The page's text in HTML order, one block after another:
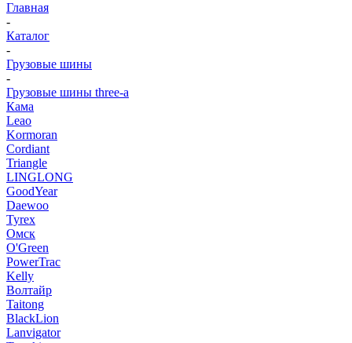
Главная
-
Каталог
-
Грузовые шины
-
Грузовые шины three-a
Кама
Leao
Kormoran
Cordiant
Triangle
LINGLONG
GoodYear
Daewoo
Tyrex
Омск
O'Green
PowerTrac
Kelly
Волтайр
Taitong
BlackLion
Lanvigator